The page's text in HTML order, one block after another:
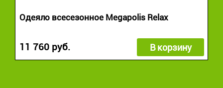
Одеяло всесезонное Megapolis Relax
11 760 руб. В корзину